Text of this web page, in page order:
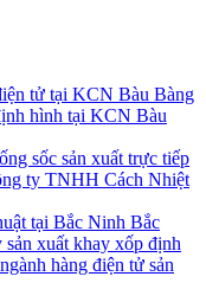
tử tại KCN Bàu Bàng
hình tại KCN Bàu
sốc sản xuất trực tiếp
ty TNHH Cách Nhiệt
tại Bắc Ninh Bắc
xuất khay xốp định
hàng điện tử sản